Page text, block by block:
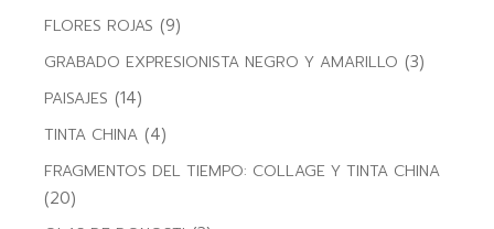
FLORES ROJAS (9)
GRABADO EXPRESIONISTA NEGRO Y AMARILLO (3)
PAISAJES (14)
TINTA CHINA (4)
FRAGMENTOS DEL TIEMPO: COLLAGE Y TINTA CHINA
(20)